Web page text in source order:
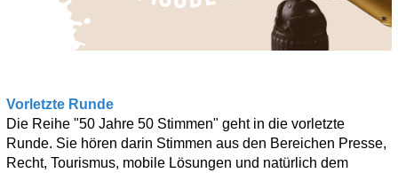
Vorletzte Runde
Die Reihe "50 Jahre 50 Stimmen" geht in die vorletzte
Runde. Sie hören darin Stimmen aus den Bereichen Presse,
Recht, Tourismus, mobile Lösungen und natürlich dem